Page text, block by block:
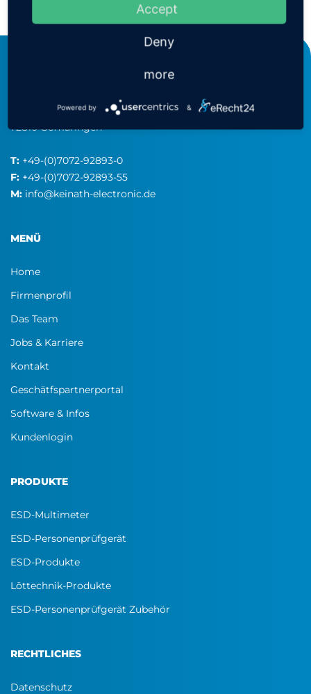
ZURÜCK ZUR GRUPPE
KEINATH Electronic GmbH
Robert-Bosch-Straße 34
72810 Gomaringen
T: +49-(0)7072-92893-0
F: +49-(0)7072-92893-55
M: info@keinath-electronic.de
MENÜ
Home
Firmenprofil
Das Team
Jobs & Karriere
Kontakt
Geschätfspartnerportal
Software & Infos
Kundenlogin
PRODUKTE
ESD-Multimeter
ESD-Personenprüfgerät
ESD-Produkte
Löttechnik-Produkte
ESD-Personenprüfgerät Zubehör
RECHTLICHES
Datenschutz
Accept
Deny
more
Powered by &